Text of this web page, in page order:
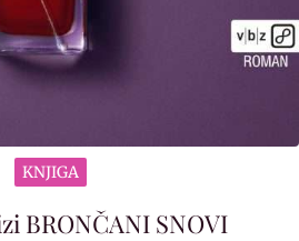
KNJIGA
BRONČANI SNOVI